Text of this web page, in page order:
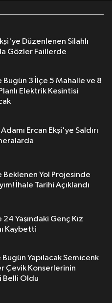
Silahlı
Gözler Faillerde
Bugün 3 İlçe 5 Mahalle ve 8
Elektrik Kesintisi
Ercan Ekşi'ye Saldırı
Beklenen Yol Projesinde
İhale Tarihi Açıklandı
Yaşındaki Genç Kız
Kaybetti
Bugün Yapılacak Semicenk
Çevik Konserlerinin
Belli Oldu